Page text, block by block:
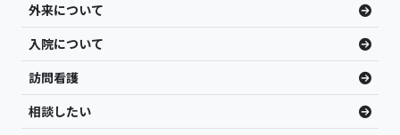
外来について
入院について
訪問看護
相談したい